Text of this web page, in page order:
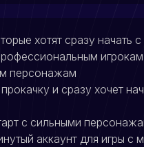
хотят сразу
персонажам
и сразу хочет
с сильными
аккаунт для игры